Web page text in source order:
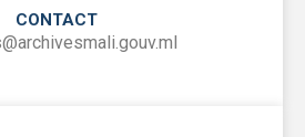
CONTACT